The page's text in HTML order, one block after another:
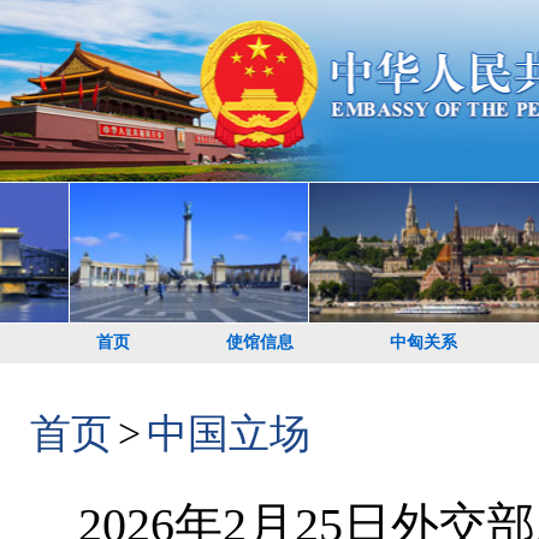
首页 使馆信息 中匈关系
首页>中国立场
2026年2月25日外交